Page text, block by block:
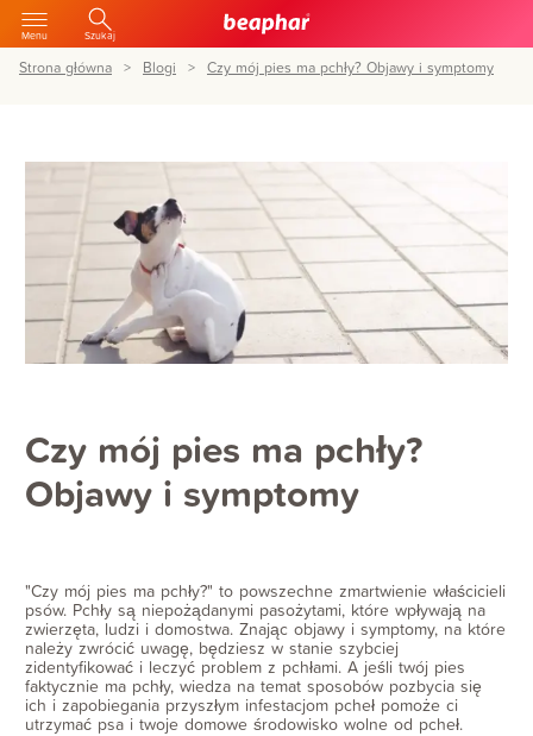
Menu Szukaj
Strona główna Blogi Czy mój pies ma pchły? Objawy i symptomy
Czy mój pies ma pchły?
Objawy i symptomy
"Czy mój pies ma pchły?" to powszechne zmartwienie właścicieli
psów. Pchły są niepożądanymi pasożytami, które wpływają na
zwierzęta, ludzi i domostwa. Znając objawy i symptomy, na które
należy zwrócić uwagę, będziesz w stanie szybciej
zidentyfikować i leczyć problem z pchłami. A jeśli twój pies
faktycznie ma pchły, wiedza na temat sposobów pozbycia się
ich i zapobiegania przyszłym infestacjom pcheł pomoże ci
utrzymać psa i twoje domowe środowisko wolne od pcheł.